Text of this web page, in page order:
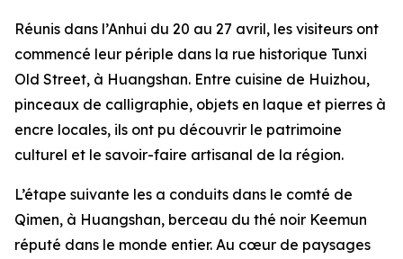
Réunis dans l’Anhui du 20 au 27 avril, les visiteurs ont
commencé leur périple dans la rue historique Tunxi
Old Street, à Huangshan. Entre cuisine de Huizhou,
pinceaux de calligraphie, objets en laque et pierres à
encre locales, ils ont pu découvrir le patrimoine
culturel et le savoir-faire artisanal de la région.
L’étape suivante les a conduits dans le comté de
Qimen, à Huangshan, berceau du thé noir Keemun
réputé dans le monde entier. Au cœur de paysages